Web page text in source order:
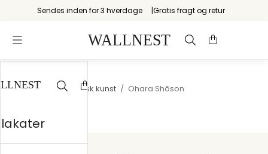
Sendes inden for 3 hverdage Gratis fragt og retur
Startsiden Japansk kunst / Ohara Shōson